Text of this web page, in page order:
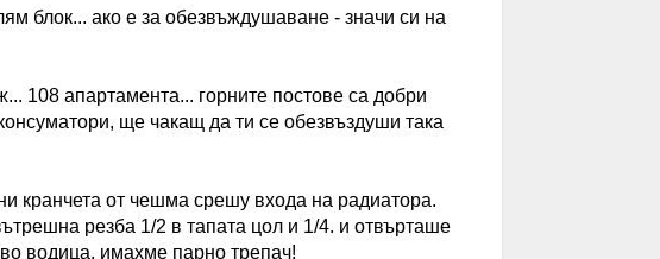
блок... ако е за обезвъждушаване - значи си на
108 апартамента... горните постове са добри
ще чакащ да ти се обезвъздуши така
от чешма срешу входа на радиатора.
резба 1/2 в тапата цол и 1/4. и отвърташе
водица. имахме парно трепач!